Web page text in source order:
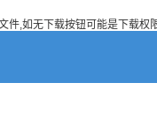
件,如无下载按钮可能是下载权